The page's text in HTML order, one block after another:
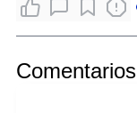
Comentarios